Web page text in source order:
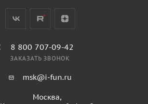
8 800 707-09-42
ЗАКАЗАТЬ ЗВОНОК
msk@i-fun.ru
Москва,